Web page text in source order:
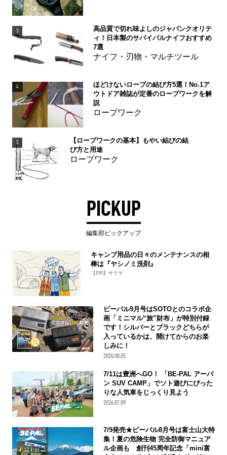
3
高品質で切れ味よしのジャパンクオリテ
ィ！日本製のサバイバルナイフおすすめ
7選
ナイフ・刃物・マルチツール
4
ほどけないロープの結び方5選！No.1ア
ウトドア雑誌が定番のロープワークを解
説
ロープワーク
5
【ロープワークの基本】もやい結びの結
び方と用途
ロープワーク
PICKUP
編集部ピックアップ
キャンプ用品の日々のメンテナンスの相
棒は『ヤシノミ洗剤』
【PR】サラヤ
ビーパル9月号はSOTOとのコラボ企
画「ミニマル“旅”財布」が特別付録
です！シルバーとブラックどちらが
入っているかは、開けてからのお楽
しみに！
2026.08.05
7/11は豊洲へGO！ 「BE-PAL アーバ
ン SUV CAMP」でソト遊びにぴった
りな人気車をじっくり見よう
2026.07.09
7/9発売★ビーパル8月号は富士山大特
集！夏の危険生物 完全防御マニュア
ル企画も 創刊45周年記念「mini富